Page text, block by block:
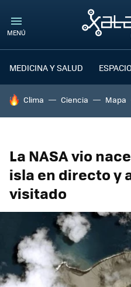
MENÚ
MEDICINA Y SALUD ESPACIO
HOY SE HABLA DE
Clima Ciencia Mapa
La NASA vio
isla en directo y
visitado